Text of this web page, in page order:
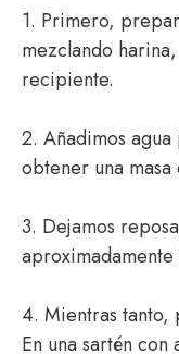
1. Primero,
mezclando
recipiente.
2. Añadimos
obtener una masa
3. Dejamos
aproximadamente
4. Mientras tanto,
En una sartén